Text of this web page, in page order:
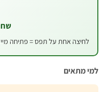
שחרור מהיר
אחת על תפס = פתיחה מיידית.